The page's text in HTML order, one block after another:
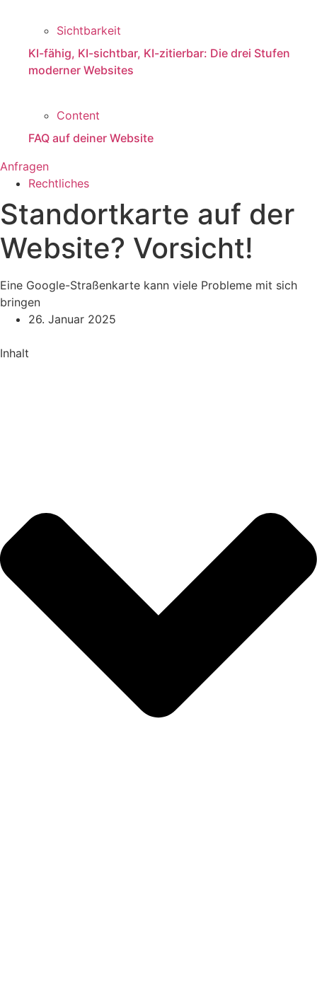
Sichtbarkeit
KI-fähig, KI-sichtbar, KI-zitierbar: Die drei Stufen
moderner Websites
Content
FAQ auf deiner Website
Anfragen
Rechtliches
Standortkarte auf der
Website? Vorsicht!
Eine Google-Straßenkarte kann viele Probleme mit sich
bringen
26. Januar 2025
Inhalt